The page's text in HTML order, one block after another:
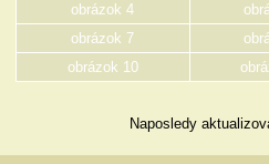
obrázok 4
obrázok 7
obrázok 10
Naposledy